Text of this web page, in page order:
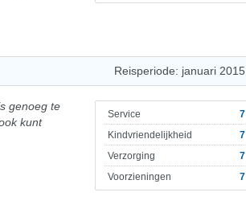
Reisperiode: januari 2015
Service
7
Kindvriendelijkheid
7
Verzorging
7
Voorzieningen
7
genoeg te
kunt